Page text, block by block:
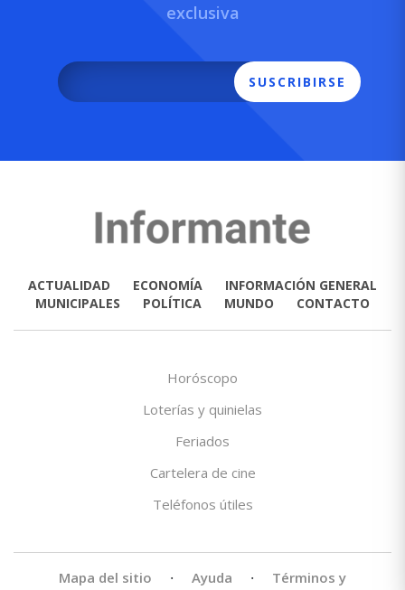
exclusiva
SUSCRIBIRSE
ACTUALIDAD ECONOMÍA
INFORMACIÓN GENERAL
MUNICIPALES
POLÍTICA MUNDO CONTACTO
Horóscopo
Loterías y quinielas
Feriados
Cartelera de cine
Teléfonos útiles
Mapa del sitio · Ayuda ·
Términos y